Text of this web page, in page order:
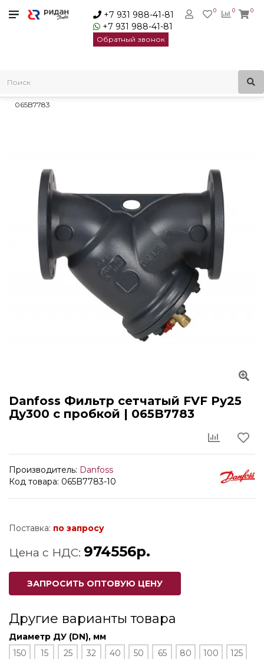
+7 931 988-41-81
+7 931 988-41-81
Обратный звонок
0
0 0
Трубопроводная арматура
065B7783
Danfoss Фильтр сетчатый FVF Ру25
Ду300 с пробкой | 065B7783
Производитель: Danfoss
Код товара: 065B7783-10
Поставка: по запросу
Цена с НДС: 974556р.
ЗАПРОСИТЬ ОПТОВУЮ ЦЕНУ
Другие варианты товара
Диаметр ДУ (DN), мм
150
15 25 32 40 50 65 80 100
125